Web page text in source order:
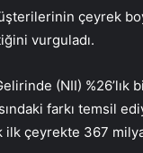
çeyrek
vurguladı.
(NII) %26’lık
farkı temsil
ilk çeyrekte 367